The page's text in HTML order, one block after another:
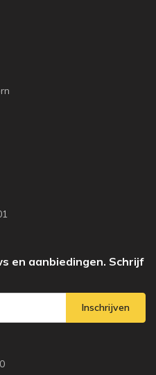
en aanbiedingen. Schrijf
Inschrijven